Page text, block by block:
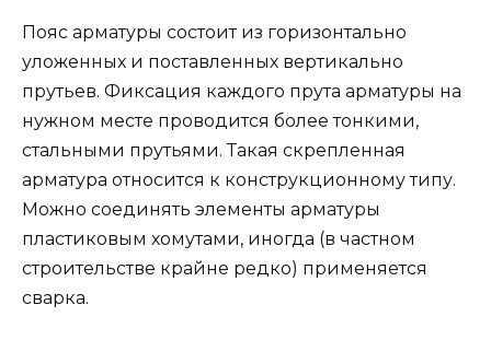
Пояс арматуры состоит из горизонтально
уложенных и поставленных вертикально
прутьев. Фиксация каждого прута арматуры на
нужном месте проводится более тонкими,
стальными прутьями. Такая скрепленная
арматура относится к конструкционному типу.
Можно соединять элементы арматуры
пластиковым хомутами, иногда (в частном
строительстве крайне редко) применяется
сварка.